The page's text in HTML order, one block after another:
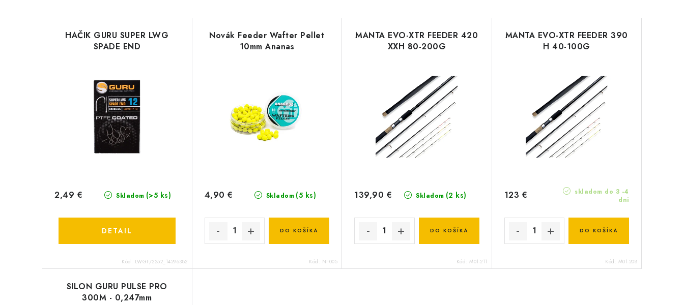
HAČIK GURU SUPER LWG
SPADE END
Skladom (>5 ks)
2,49 €
DETAIL
Kód: LWGF/2252_14296382
Novák Feeder Wafter Pellet
10mm Ananas
Skladom (5 ks)
4,90 €
DO KOŠÍKA
Kód: NF005
MANTA EVO-XTR FEEDER 420
XXH 80-200G
Skladom (2 ks)
139,90 €
DO KOŠÍKA
Kód: M01-211
MANTA EVO-XTR FEEDER 390
H 40-100G
skladom do 3 -4
dni
123 €
DO KOŠÍKA
Kód: M01-208
SILON GURU PULSE PRO
300M - 0,247mm